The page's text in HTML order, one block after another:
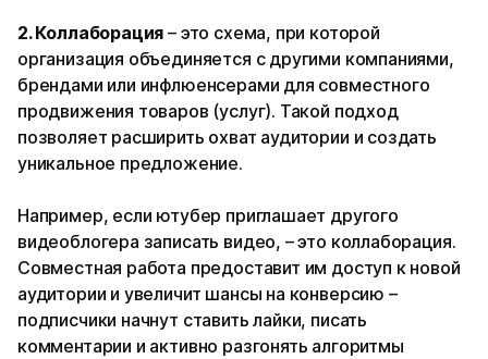
2. Коллаборация– это схема, при которой
организация объединяется с другими компаниями,
брендами или инфлюенсерами для совместного
продвижения товаров (услуг). Такой подход
позволяет расширить охват аудитории и создать
уникальное предложение.
Например, если ютубер приглашает другого
видеоблогера записать видео, – это коллаборация.
Совместная работа предоставит им доступ к новой
аудитории и увеличит шансы на конверсию –
подписчики начнут ставить лайки, писать
комментарии и активно разгонять алгоритмы